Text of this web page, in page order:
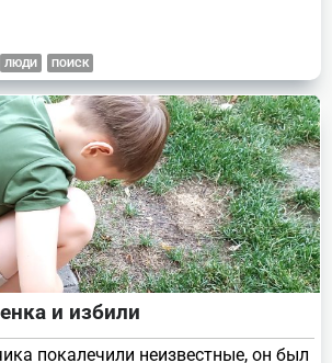
ЛЮДИ ПОИСК
и избили
покалечили неизвестные, он был